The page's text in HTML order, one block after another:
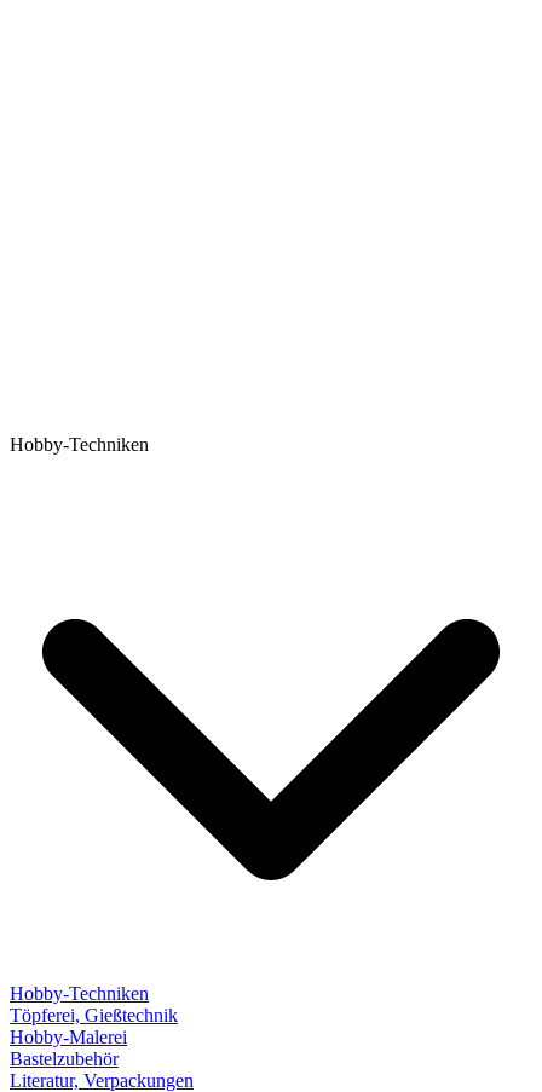
Hobby-Techniken
Hobby-Techniken
Töpferei, Gießtechnik
Hobby-Malerei
Bastelzubehör
Literatur, Verpackungen